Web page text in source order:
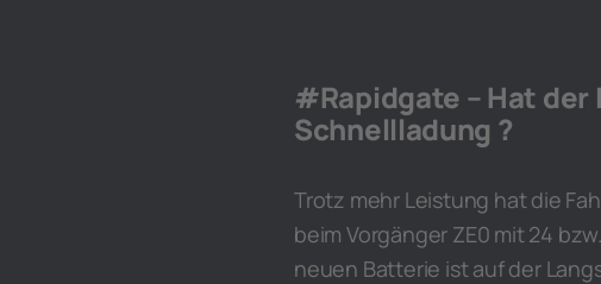
#Rapidgate – Hat
Schnellladung ?
Trotz mehr Leistung hat die
beim Vorgänger ZE0 mit 24
neuen Batterie ist auf der